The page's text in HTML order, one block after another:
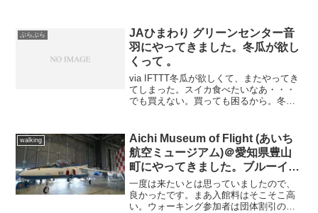
ぶらぶら
JAひまわり グリーンセンター音
羽にやってきました。冬瓜が欲し
くって 。
via IFTTT冬瓜が欲しくて、またやってき
てしまった。スイカ食べたいなあ・・・
でも買えない。買っても困るから。冬瓜
walking
Aichi Museum of Flight (あいち
航空ミュージアム)＠愛知県豊山
町にやってきました。ブルーイン
パルスの展示があります。
一度は来たいとは思っていましたので、
良かったです。まあ入館料はそこそこ高
い。ウォーキング参加者は団体割引のよ